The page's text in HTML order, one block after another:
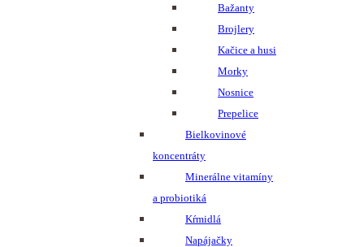
Bažanty
Brojlery
Kačice a husi
Morky
Nosnice
Prepelice
Bielkovinové
koncentráty
Minerálne vitamíny
a probiotiká
Kŕmidlá
Napájačky